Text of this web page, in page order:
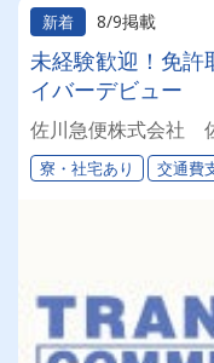
新着 8/9掲載
未経験歓迎！免許
イバーデビュー
佐川急便株式会社
寮・社宅あり 交通費